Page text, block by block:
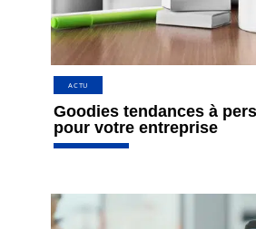
ACTU
Goodies tendances à
pour votre entreprise